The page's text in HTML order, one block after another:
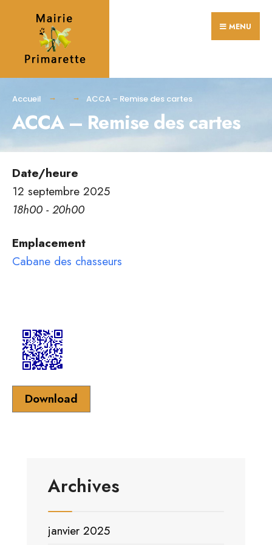
content
MENU
Accueil ACCA – Remise des cartes
ACCA – Remise des cartes
Date/heure
12 septembre 2025
18h00 - 20h00
Emplacement
Cabane des chasseurs
Download
Archives
janvier 2025
for: